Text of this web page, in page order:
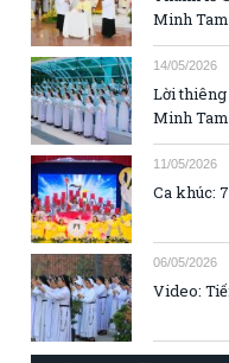
Minh
14/05/2026
Lời thiêng
Minh
11/05/2026
Ca khúc:
06/05/2026
Video: